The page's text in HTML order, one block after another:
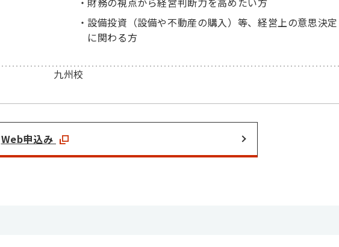
設備投資（設備や不動産の購入）等、経営上の意思決定
に関わる方
九州校
Web申込み